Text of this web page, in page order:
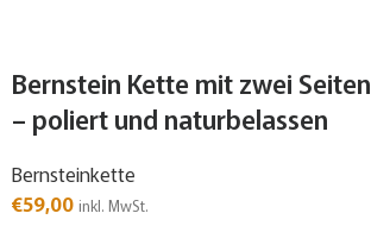
Bernstein Kette mit zwei Seiten
– poliert und naturbelassen
Bernsteinkette
€59,00 inkl. MwSt.